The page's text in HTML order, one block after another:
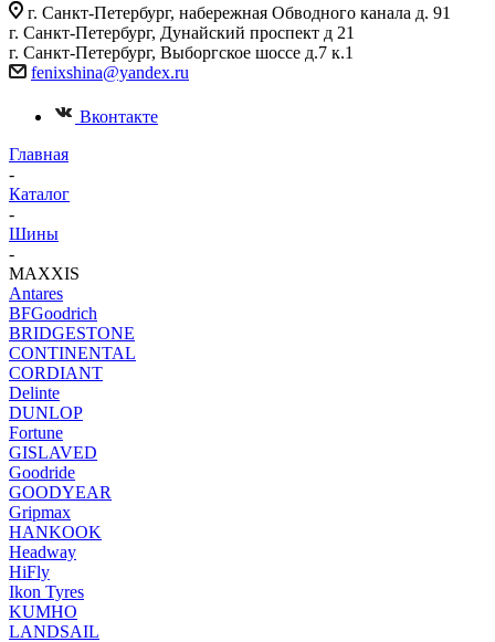
г. Санкт-Петербург, набережная Обводного канала д. 91
г. Санкт-Петербург, Дунайский проспект д 21
г. Санкт-Петербург, Выборгское шоссе д.7 к.1
fenixshina@yandex.ru
Вконтакте
Главная
-
Каталог
-
Шины
-
MAXXIS
Antares
BFGoodrich
BRIDGESTONE
CONTINENTAL
CORDIANT
Delinte
DUNLOP
Fortune
GISLAVED
Goodride
GOODYEAR
Gripmax
HANKOOK
Headway
HiFly
Ikon Tyres
KUMHO
LANDSAIL